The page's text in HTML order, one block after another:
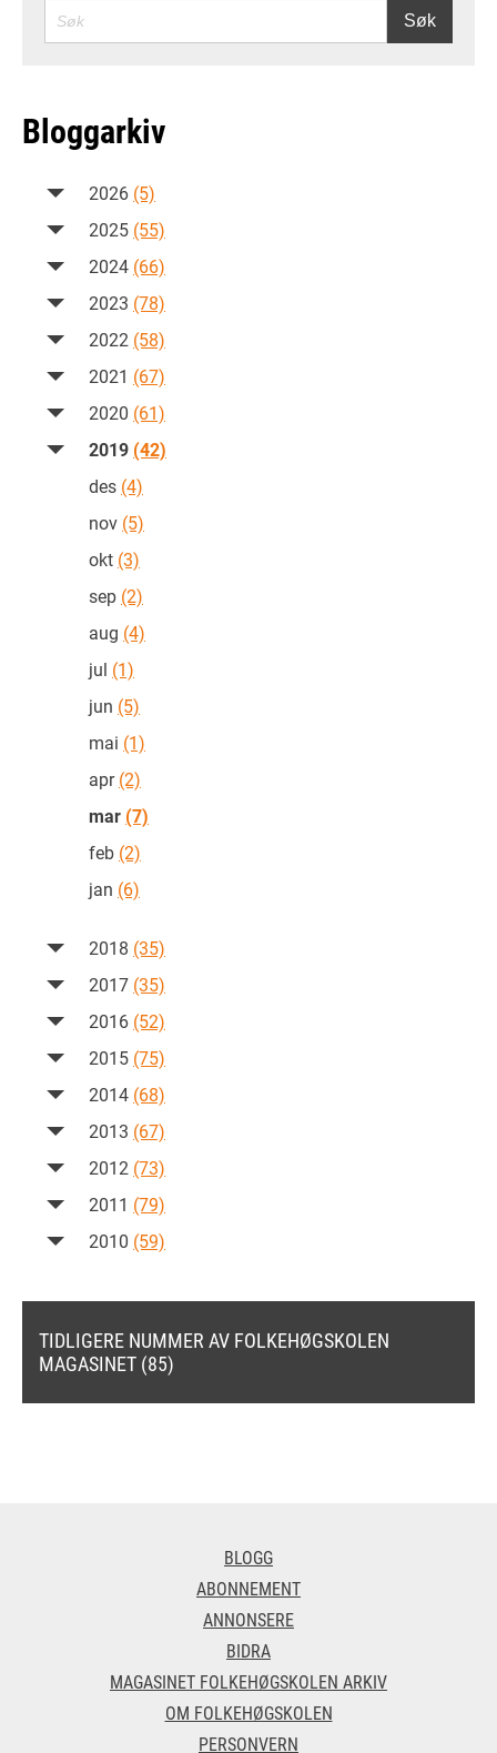
SØK Søk
Bloggarkiv
2026 (5)
2025 (55)
2024 (66)
2023 (78)
2022 (58)
2021 (67)
2020 (61)
2019 (42)
des (4)
nov (5)
okt (3)
sep (2)
aug (4)
jul (1)
jun (5)
mai (1)
apr(2)
mar (7)
feb (2)
jan (6)
2018 (35)
2017 (35)
2016 (52)
2015 (75)
2014 (68)
2013 (67)
2012 (73)
2011 (79)
2010 (59)
TIDLIGERE NUMMER AV FOLKEHØGSKOLEN
MAGASINET (85)
BLOGG
ABONNEMENT
ANNONSERE
BIDRA
MAGASINET FOLKEHØGSKOLEN ARKIV
OM FOLKEHØGSKOLEN
PERSONVERN